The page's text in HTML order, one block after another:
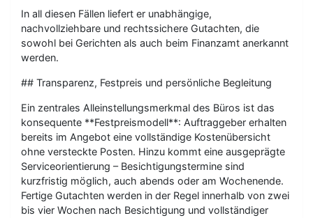
In all diesen Fällen liefert er unabhängige,
nachvollziehbare und rechtssichere Gutachten, die
sowohl bei Gerichten als auch beim Finanzamt anerkannt
werden.
## Transparenz, Festpreis und persönliche Begleitung
Ein zentrales Alleinstellungsmerkmal des Büros ist das
konsequente **Festpreismodell**: Auftraggeber erhalten
bereits im Angebot eine vollständige Kostenübersicht
ohne versteckte Posten. Hinzu kommt eine ausgeprägte
Serviceorientierung – Besichtigungstermine sind
kurzfristig möglich, auch abends oder am Wochenende.
Fertige Gutachten werden in der Regel innerhalb von zwei
bis vier Wochen nach Besichtigung und vollständiger